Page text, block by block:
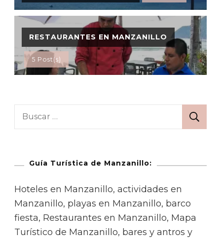
RESTAURANTES EN MANZANILLO
5 Post(s)
Guía Turística de Manzanillo:
Hoteles en Manzanillo, actividades en
Manzanillo, playas en Manzanillo, barco
fiesta, Restaurantes en Manzanillo, Mapa
Turístico de Manzanillo, bares y antros y